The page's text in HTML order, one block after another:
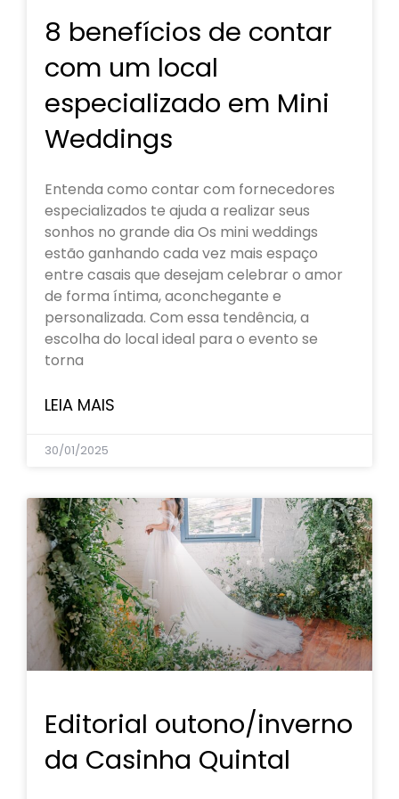
8 benefícios de contar
com um local
especializado em Mini
Weddings
Entenda como contar com fornecedores
especializados te ajuda a realizar seus
sonhos no grande dia Os mini weddings
estão ganhando cada vez mais espaço
entre casais que desejam celebrar o amor
de forma íntima, aconchegante e
personalizada. Com essa tendência, a
escolha do local ideal para o evento se
torna
LEIA MAIS
30/01/2025
Editorial outono/inverno
da Casinha Quintal